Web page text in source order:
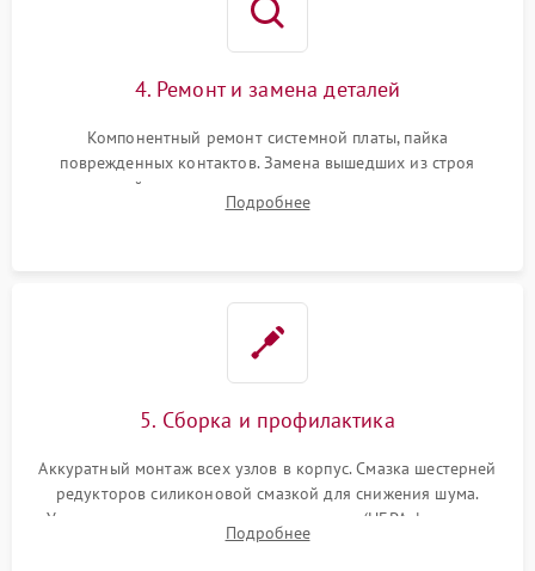
4. Ремонт и замена деталей
Компонентный ремонт системной платы, пайка
поврежденных контактов. Замена вышедших из строя
двигателей, изношенного аккумулятора, неисправного
лидара или помпы подачи воды. Восстановление шлейфов и
Подробнее
5. Сборка и профилактика
Аккуратный монтаж всех узлов в корпус. Смазка шестерней
редукторов силиконовой смазкой для снижения шума.
Установка новых расходных материалов (HEPA-фильтров,
микрофибры, щеток). Надежная фиксация разъемов и
Подробнее